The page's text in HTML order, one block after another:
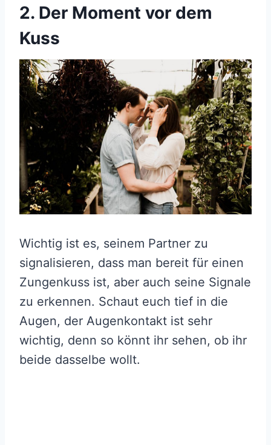
2. Der Moment vor dem
Kuss
Wichtig ist es, seinem Partner zu
signalisieren, dass man bereit für einen
Zungenkuss ist, aber auch seine Signale
zu erkennen. Schaut euch tief in die
Augen, der Augenkontakt ist sehr
wichtig, denn so könnt ihr sehen, ob ihr
beide dasselbe wollt.